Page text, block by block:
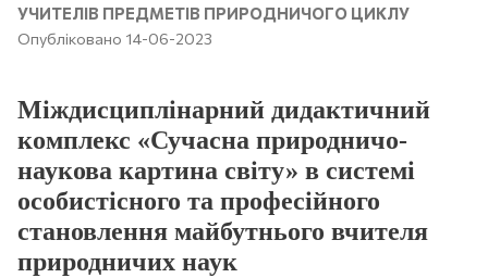
УЧИТЕЛІВ ПРЕДМЕТІВ ПРИРОДНИЧОГО ЦИКЛУ
Міждисциплінарний дидактичний
комплекс «Сучасна природничо-
наукова картина світу» в системі
особистісного та професійного
становлення майбутнього вчителя
природничих наук
Опубліковано 14-06-2023